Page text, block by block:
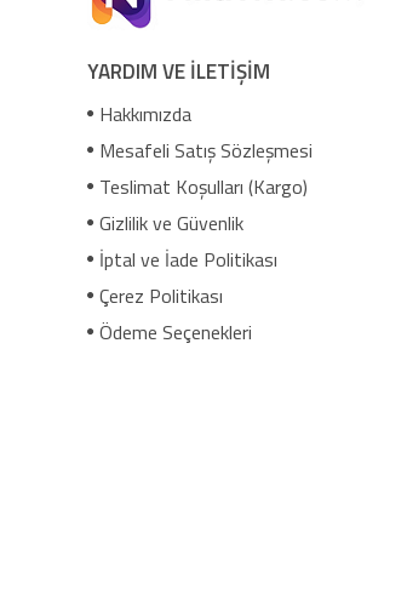
YARDIM VE İLETİŞİM
Hakkımızda
Mesafeli Satış Sözleşmesi
Teslimat Koşulları (Kargo)
Gizlilik ve Güvenlik
İptal ve İade Politikası
Çerez Politikası
Ödeme Seçenekleri